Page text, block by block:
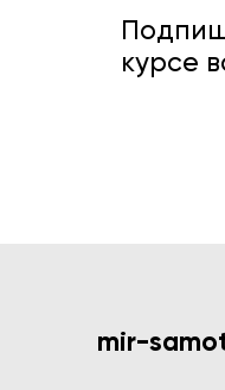
курсе
mir-